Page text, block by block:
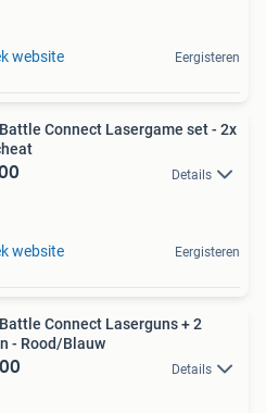
website Eergisteren
Connect Lasergame set - 2x
Details
website Eergisteren
Connect Laserguns + 2
- Rood/Blauw
Details